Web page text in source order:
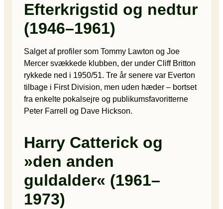
Efterkrigstid og nedtur
(1946–1961)
Salget af profiler som Tommy Lawton og Joe
Mercer svækkede klubben, der under Cliff Britton
rykkede ned i 1950/51. Tre år senere var Everton
tilbage i First Division, men uden hæder – bortset
fra enkelte pokalsejre og publikumsfavoritterne
Peter Farrell og Dave Hickson.
Harry Catterick og
»den anden
guldalder« (1961–
1973)